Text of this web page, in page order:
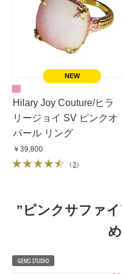
Hilary Joy Couture/ヒラ
リージョイ SV ピンクオ
パール リング
￥39,800
（3）
”ピンクサファ